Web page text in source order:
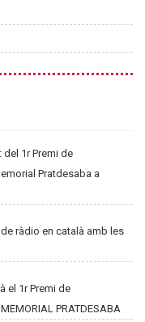
del 1r Premi de
Pratdesaba a
ràdio en català amb les
el 1r Premi de
PRATDESABA